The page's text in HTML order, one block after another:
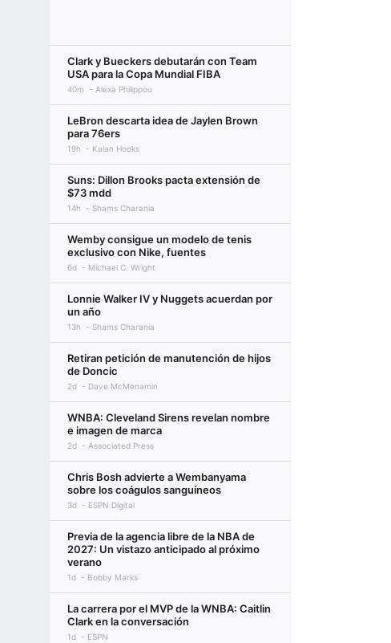
Clark y Bueckers debutarán con Team
USA para la Copa Mundial FIBA
40m Alexa Philippou
LeBron descarta idea de Jaylen Brown
para 76ers
19h Kalan Hooks
Suns: Dillon Brooks pacta extensión de
$73 mdd
14h Shams Charania
Wemby consigue un modelo de tenis
exclusivo con Nike, fuentes
6d Michael C. Wright
Lonnie Walker IV y Nuggets acuerdan por
un año
13h Shams Charania
Retiran petición de manutención de hijos
de Doncic
2d Dave McMenamin
WNBA: Cleveland Sirens revelan nombre
e imagen de marca
2d Associated Press
Chris Bosh advierte a Wembanyama
sobre los coágulos sanguíneos
3d ESPN Digital
Previa de la agencia libre de la NBA de
2027: Un vistazo anticipado al próximo
verano
1d Bobby Marks
La carrera por el MVP de la WNBA: Caitlin
Clark en la conversación
1d ESPN